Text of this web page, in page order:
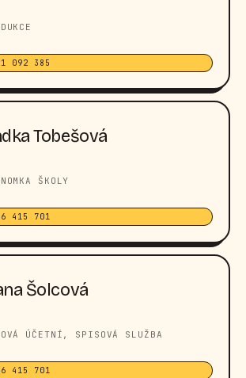
092 385
Tobešová
ŠKOLY
415 701
Šolcová
ÚČETNÍ, SPISOVÁ SLUŽBA
415 701